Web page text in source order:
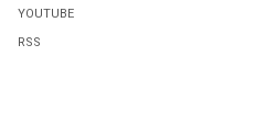
YOUTUBE
RSS